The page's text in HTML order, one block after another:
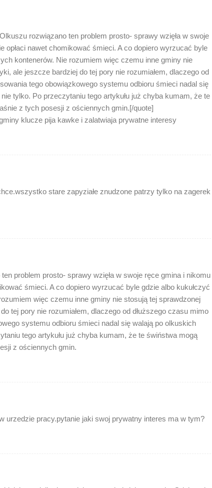
rozwiązano ten problem prosto- sprawy wzięła w swoje
opłaci nawet chomikować śmieci. A co dopiero wyrzucać byle
kontenerów. Nie rozumiem więc czemu inne gminy nie
ale jeszcze bardziej do tej pory nie rozumiałem, dlaczego od
tego obowiązkowego systemu odbioru śmieci nadal się
tylko. Po przeczytaniu tego artykułu już chyba kumam, że te
z tych posesji z ościennych gmin.[/quote]
klucze pija kawke i zalatwiaja prywatne interesy
stare zapyziałe znudzone patrzy tylko na zagerek
problem prosto- sprawy wzięła w swoje ręce gmina i nikomu
śmieci. A co dopiero wyrzucać byle gdzie albo kukułczyć
więc czemu inne gminy nie stosują tej sprawdzonej
tej pory nie rozumiałem, dlaczego od dłuższego czasu mimo
systemu odbioru śmieci nadal się walają po olkuskich
tego artykułu już chyba kumam, że te świństwa mogą
z ościennych gmin.
urzedzie pracy.pytanie jaki swoj prywatny interes ma w tym?